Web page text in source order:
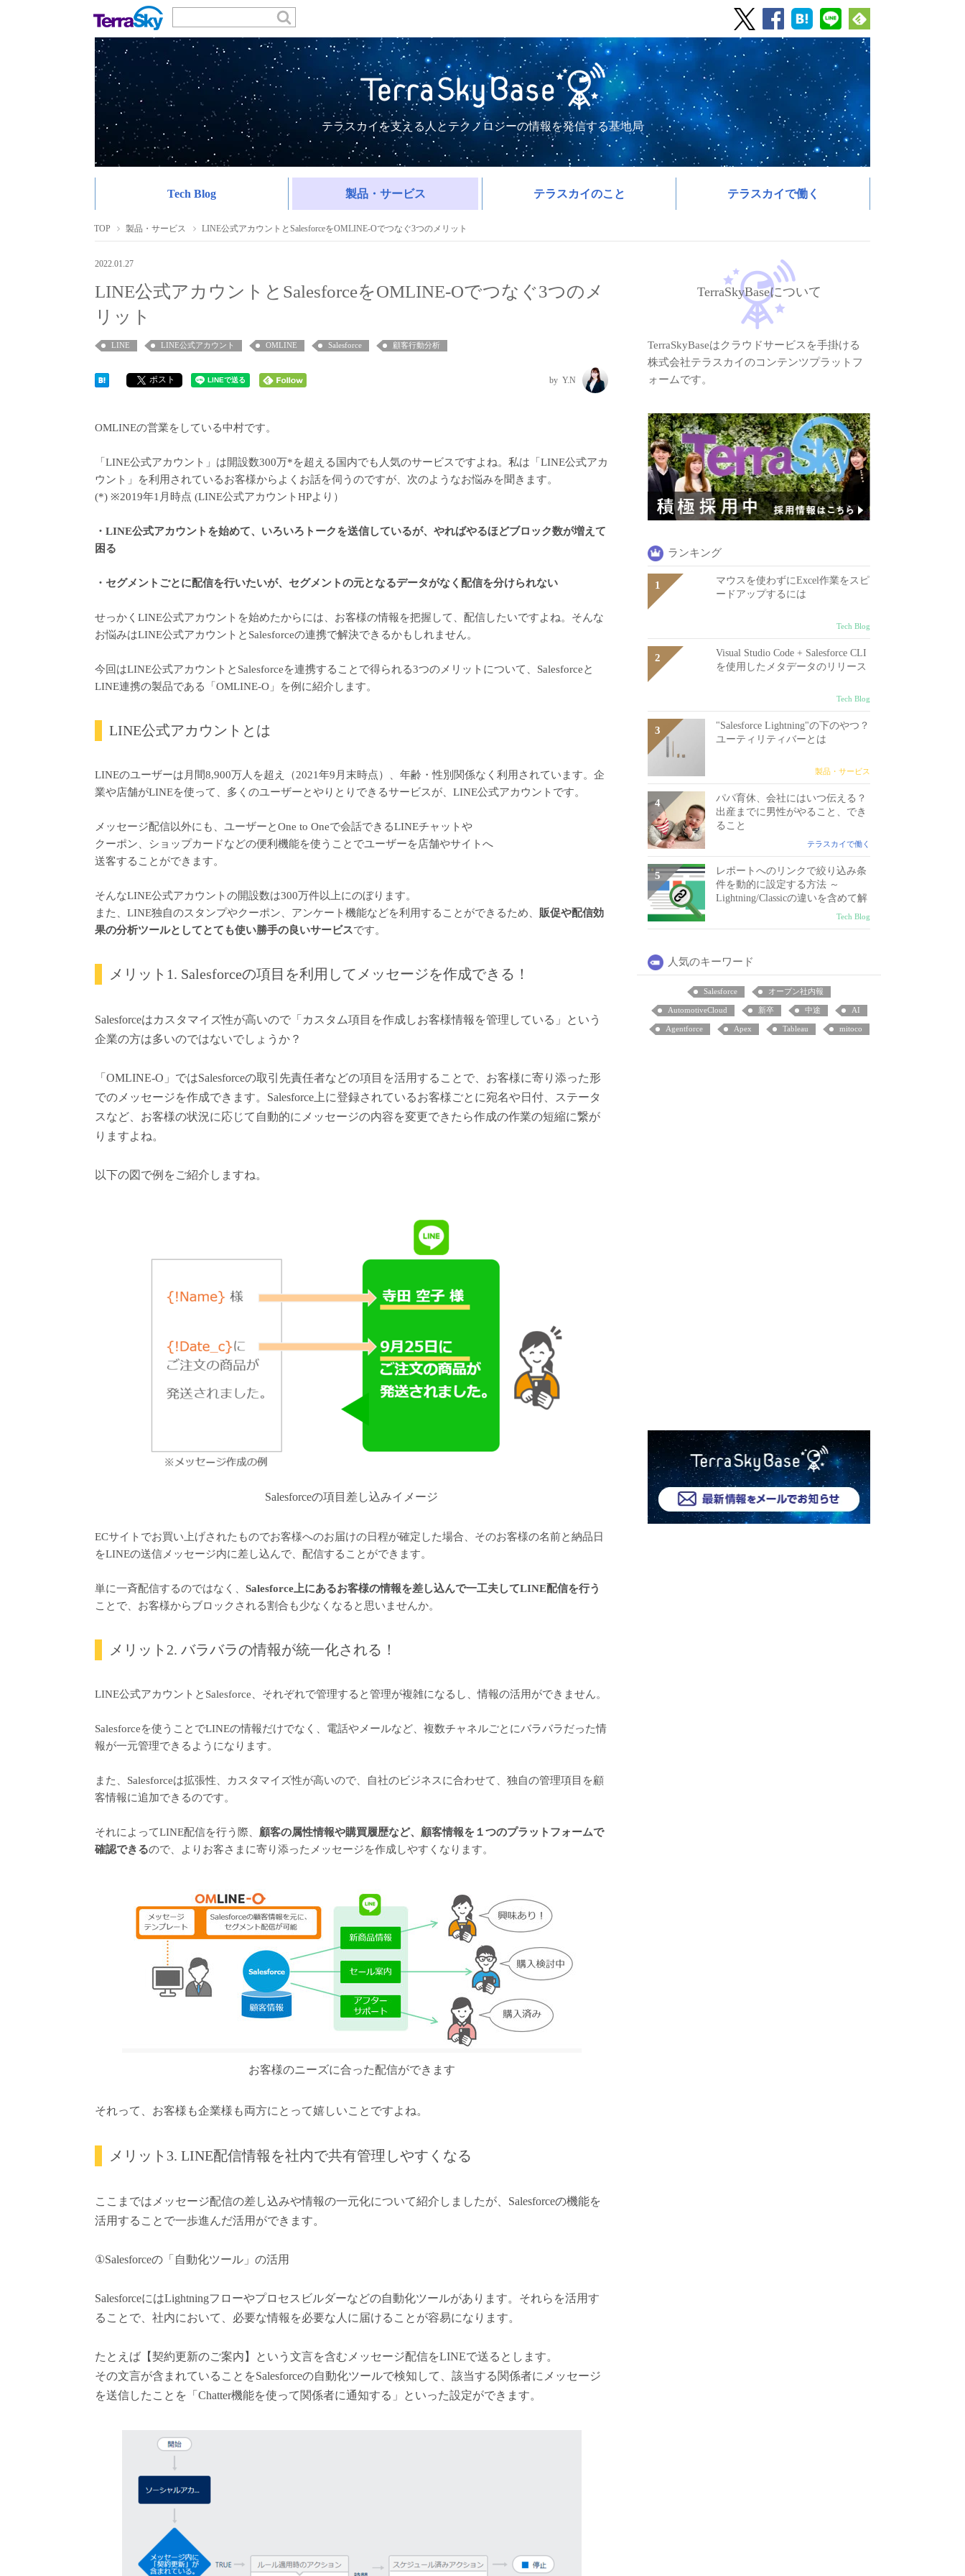
テラスカイを支える人とテクノロジーの情報を発信する基地局
Tech Blog 製品・サービス テラスカイのこと テラスカイで働く
TOP 製品・サービス LINE公式アカウントとSalesforceをOMLINE-Oでつなぐ3つのメリット
2022.01.27
LINE公式アカウントとSalesforceをOMLINE-Oでつなぐ3つのメ
リット
LINE LINE公式アカウント OMLINE Salesforce 顧客行動分析
ポスト Y.N
OMLINEの営業をしている中村です。
「LINE公式アカウント」は開設数300万*を超える国内でも人気のサービスですよね。私は「LINE公式アカ
ウント」を利用されているお客様からよくお話を伺うのですが、次のようなお悩みを聞きます。
(*) ※2019年1月時点 (LINE公式アカウントHPより）
・LINE公式アカウントを始めて、いろいろトークを送信しているが、やればやるほどブロック数が増えて
困る
・セグメントごとに配信を行いたいが、セグメントの元となるデータがなく配信を分けられない
せっかくLINE公式アカウントを始めたからには、お客様の情報を把握して、配信したいですよね。そんな
お悩みはLINE公式アカウントとSalesforceの連携で解決できるかもしれません。
今回はLINE公式アカウントとSalesforceを連携することで得られる3つのメリットについて、Salesforceと
LINE連携の製品である「OMLINE-O」を例に紹介します。
LINE公式アカウントとは
LINEのユーザーは月間8,900万人を超え（2021年9月末時点）、年齢・性別関係なく利用されています。企
業や店舗がLINEを使って、多くのユーザーとやりとりできるサービスが、LINE公式アカウントです。
メッセージ配信以外にも、ユーザーとOne to Oneで会話できるLINEチャットや
クーポン、ショップカードなどの便利機能を使うことでユーザーを店舗やサイトへ
送客することができます。
そんなLINE公式アカウントの開設数は300万件以上にのぼります。
また、LINE独自のスタンプやクーポン、アンケート機能などを利用することができるため、 販促や配信効
果の分析ツールとしてとても使い勝手の良いサービスです。
メリット1. Salesforceの項目を利用してメッセージを作成できる！
Salesforceはカスタマイズ性が高いので「カスタム項目を作成しお客様情報を管理している」という
企業の方は多いのではないでしょうか？
「OMLINE-O」ではSalesforceの取引先責任者などの項目を活用することで、お客様に寄り添った形
でのメッセージを作成できます。Salesforce上に登録されているお客様ごとに宛名や日付、ステータ
スなど、お客様の状況に応じて自動的にメッセージの内容を変更できたら作成の作業の短縮に繋が
りますよね。
以下の図で例をご紹介しますね。
Salesforceの項目差し込みイメージ
ECサイトでお買い上げされたものでお客様へのお届けの日程が確定した場合、そのお客様の名前と納品日
をLINEの送信メッセージ内に差し込んで、配信することができます。
単に一斉配信するのではなく、 Salesforce上にあるお客様の情報を差し込んで一工夫してLINE配信を行う
ことで、お客様からブロックされる割合も少なくなると思いませんか。
メリット2. バラバラの情報が統一化される！
LINE公式アカウントとSalesforce、それぞれで管理すると管理が複雑になるし、情報の活用ができません。
Salesforceを使うことでLINEの情報だけでなく、電話やメールなど、複数チャネルごとにバラバラだった情
報が一元管理できるようになります。
また、Salesforceは拡張性、カスタマイズ性が高いので、自社のビジネスに合わせて、独自の管理項目を顧
客情報に追加できるのです。
それによってLINE配信を行う際、 顧客の属性情報や購買履歴など、顧客情報を１つのプラットフォームで
確認できるので、よりお客さまに寄り添ったメッセージを作成しやすくなります。
お客様のニーズに合った配信ができます
それって、お客様も企業様も両方にとって嬉しいことですよね。
メリット3. LINE配信情報を社内で共有管理しやすくなる
ここまではメッセージ配信の差し込みや情報の一元化について紹介しましたが、Salesforceの機能を
活用することで一歩進んだ活用ができます。
①Salesforceの「自動化ツール」の活用
SalesforceにはLightningフローやプロセスビルダーなどの自動化ツールがあります。それらを活用す
ることで、社内において、必要な情報を必要な人に届けることが容易になります。
たとえば【契約更新のご案内】という文言を含むメッセージ配信をLINEで送るとします。
その文言が含まれていることをSalesforceの自動化ツールで検知して、該当する関係者にメッセージ
を送信したことを「Chatter機能を使って関係者に通知する」といった設定ができます。
TerraSkyBaseについて
TerraSkyBaseはクラウドサービスを手掛ける
株式会社テラスカイのコンテンツプラットフ
ォームです。
ランキング
マウスを使わずにExcel作業をスピ
ードアップするには
Tech Blog
Visual Studio Code + Salesforce CLI
を使用したメタデータのリリース
Tech Blog
"Salesforce Lightning"の下のやつ？
ユーティリティバーとは
製品・サービス
パパ育休、会社にはいつ伝える？
出産までに男性がやること、でき
ること
テラスカイで働く
レポートへのリンクで絞り込み条
件を動的に設定する方法 ～
Lightning/Classicの違いを含めて解
Tech Blog
人気のキーワード
Salesforce オープン社内報
AutomotiveCloud 新卒 中途 AI
Agentforce Apex Tableau mitoco